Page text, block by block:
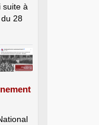
suite à
28